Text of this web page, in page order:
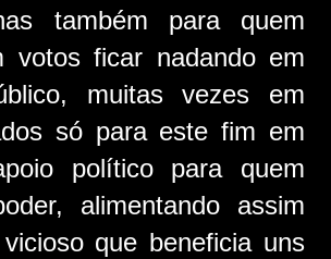
também para quem
votos ficar nadando em
muitas vezes em
só para este fim em
político para quem
alimentando assim
que beneficia uns